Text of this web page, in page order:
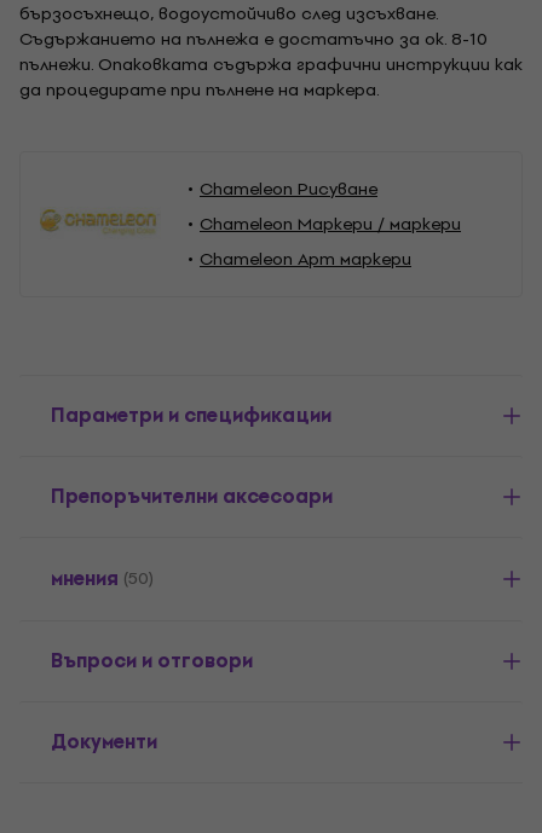
бързосъхнещо, водоустойчиво след изсъхване.
Съдържанието на пълнежа е достатъчно за ок. 8-10
пълнежи. Опаковката съдържа графични инструкции как
да процедирате при пълнене на маркера.
Chameleon Рисуване
Chameleon Маркери / маркери
Chameleon Арт маркери
Параметри и спецификации
Препоръчителни аксесоари
мнения (50)
Въпроси и отговори
Документи